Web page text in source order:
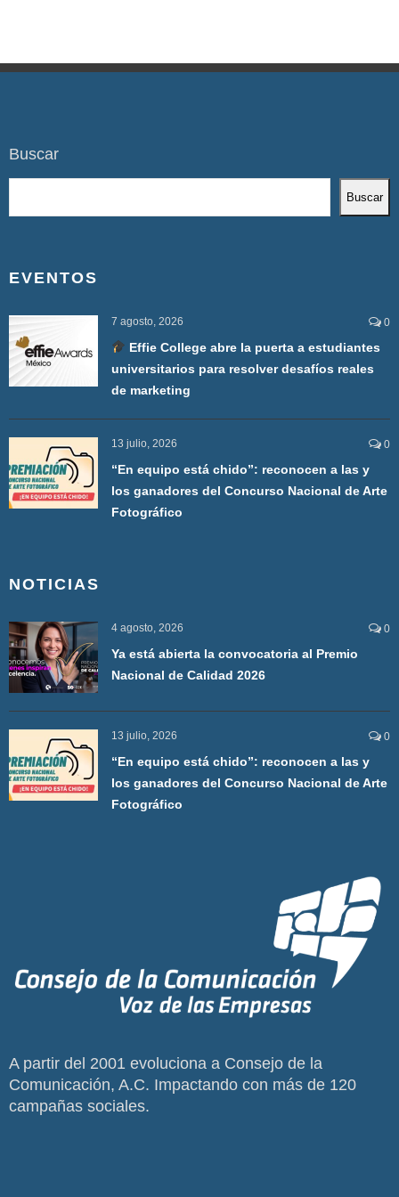
Buscar
Buscar
EVENTOS
7 agosto, 2026 0
Effie College abre la puerta a estudiantes
universitarios para resolver desafíos reales
de marketing
13 julio, 2026 0
“En equipo está chido”: reconocen a las y
los ganadores del Concurso Nacional de Arte
Fotográfico
NOTICIAS
4 agosto, 2026 0
Ya está abierta la convocatoria al Premio
Nacional de Calidad 2026
13 julio, 2026 0
“En equipo está chido”: reconocen a las y
los ganadores del Concurso Nacional de Arte
Fotográfico
A partir del 2001 evoluciona a Consejo de la
Comunicación, A.C. Impactando con más de 120
campañas sociales.